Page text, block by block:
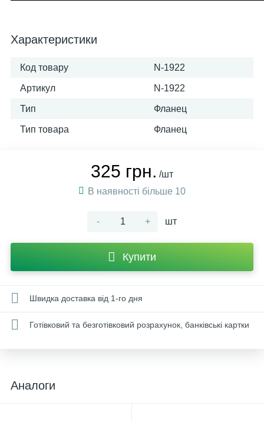
Характеристики
Код товару N-1922
Артикул N-1922
Тип Фланец
Тип товара Фланец
325 грн. /шт
В наявності більше 10
- + шт
Купити
Швидка доставка від 1-го дня
Готівковий та безготівковий розрахунок, банківські картки
Аналоги